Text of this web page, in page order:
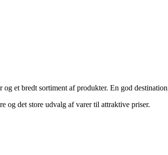
et bredt sortiment af produkter. En god
og det store udvalg af varer til attraktive priser.